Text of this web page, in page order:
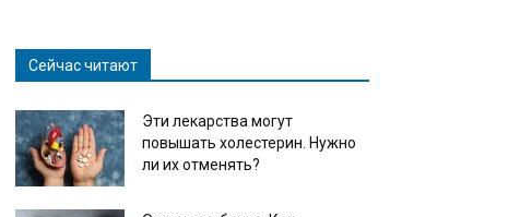
Сейчас читают
Эти лекарства могут
повышать холестерин. Нужно
ли их отменять?